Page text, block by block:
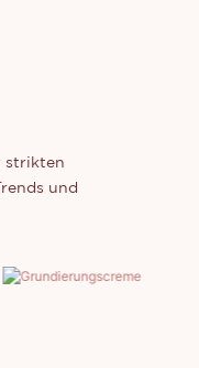
strikten
und